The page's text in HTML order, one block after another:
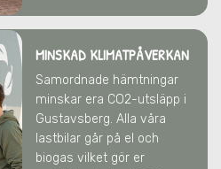
MINSKAD KLIMATPÅVERKAN
Samordnade hämtningar
minskar era CO2-utsläpp i
Gustavsberg. Alla våra
lastbilar går på el och
biogas vilket gör er